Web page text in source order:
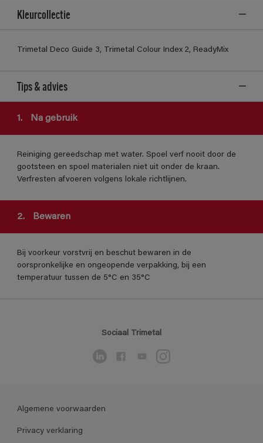
Kleurcollectie
Trimetal Deco Guide 3, Trimetal Colour Index 2, ReadyMix
Tips & advies
1. Na gebruik
Reiniging gereedschap met water. Spoel verf nooit door de
gootsteen en spoel materialen niet uit onder de kraan.
Verfresten afvoeren volgens lokale richtlijnen.
2. Bewaren
Bij voorkeur vorstvrij en beschut bewaren in de
oorspronkelijke en ongeopende verpakking, bij een
temperatuur tussen de 5°C en 35°C
Sociaal Trimetal
Algemene voorwaarden
Privacy verklaring